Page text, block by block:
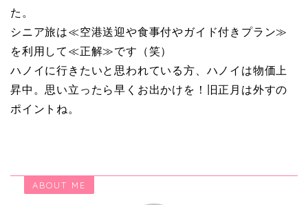
た。
シニア旅は≪空港送迎や食事付やガイド付きプラン≫
を利用して≪正解≫です（笑）
ハノイに行きたいと思われている方、ハノイは物価上
昇中。思い立ったら早くお出かけを！旧正月は外すの
ポイントね。
ABOUT ME